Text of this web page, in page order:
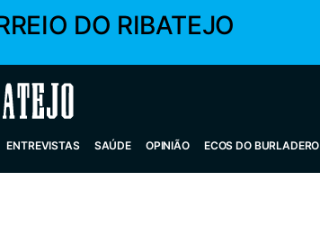
DO RIBATEJO
ENTREVISTAS SAÚDE OPINIÃO ECOS DO BURLADERO